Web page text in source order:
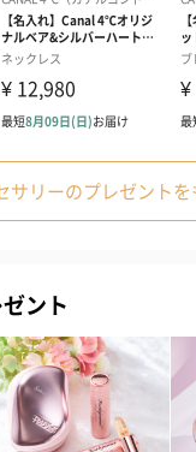
サリーのプレゼント
ント